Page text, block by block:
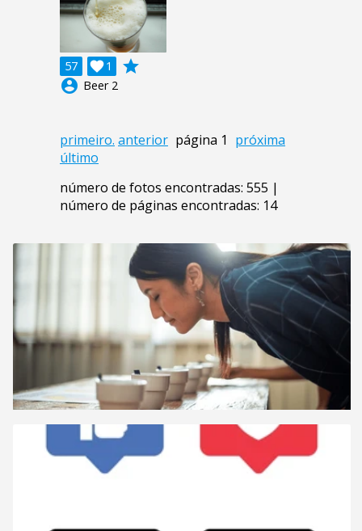
57 1

grade
account_circle Beer 2
primeiro. anterior página 1 próxima
último
número de fotos encontradas: 555 |
número de páginas encontradas: 14